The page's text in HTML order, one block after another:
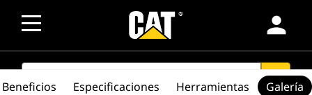
person
SEARCH search
Beneficios Especificaciones Herramientas Galería